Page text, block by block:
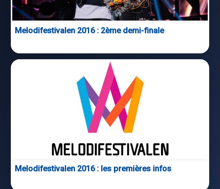
Melodifestivalen 2016 : 2ème demi-finale
Melodifestivalen 2016 : les premières infos